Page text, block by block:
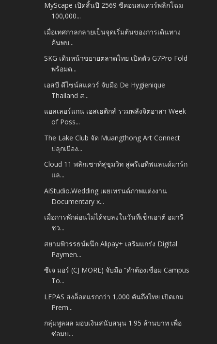
MyScape เปิดสิ้นปี 2569 ซีคอนสแควร์พลิกโฉม
100,000...
เมื่อเทศกาลกลายเป็นจุดเริ่มต้นของการเดินทาง
ค้นพบ...
SKG เดินหน้าขยายตลาดไทย เปิดตัว G7Pro Fold
พร้อมด...
เอสบี ดีไซน์สแควร์ จับมือ De Hygienique
Thailand ส...
แอลเลอร์แกน เอสเธติกส์ รวมพลังจิตอาสา Week
of Poss...
The Lake Club จัด Muangthong Art Connect
ปลุกเมือง...
Cloud 11 พลิกเซาท์สุขุมวิท สู่ครีเอทีฟแลนด์มาร์ก
แล...
AiStudio.Wedding เผยเทรนด์ภาพแต่งงาน
Documentary x...
เมื่อการพักผ่อนไม่ได้จบลงในวันที่เช็กเอาต์ อมารี
ชว...
สยามพิวรรธน์ผนึก Alipay+ เสริมแกร่ง Digital
Paymen...
ซีเจ มอร์ (CJ MORE) จับมือ “คำต้องเชื่อม Campus
To...
LEPAS ส่งล็อตแรกกว่า 1,000 คันถึงไทย เปิดเกม
Prem...
กลุ่มพูลผล มอบเงินสนับสนุน 1.95 ล้านบาท เพื่อ
ซ่อมบ...